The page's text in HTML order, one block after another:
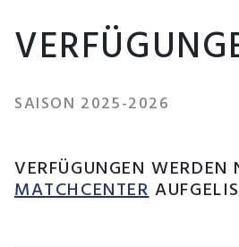
SAISON 2025-2026
VERFÜGUNGEN
MATCHCENTER